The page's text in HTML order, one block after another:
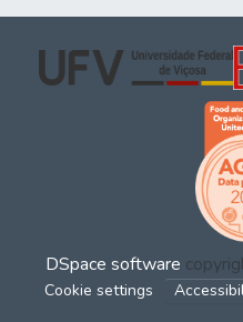
DSpace software
Cookie settings